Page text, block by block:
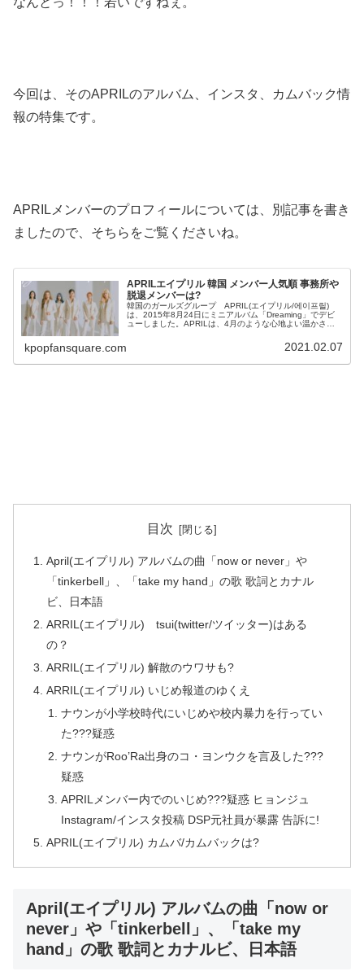
今回は、そのAPRILのアルバム、インスタ、カムバック情
報の特集です。
APRILメンバーのプロフィールについては、別記事を書き
ましたので、そちらをご覧くださいね。
APRILエイプリル 韓国 メンバー人気順 事務所や
脱退メンバーは?
韓国のガールズグループ APRIL(エイプリル/에이프릴)
は、2015年8月24日にミニアルバム「Dreaming」でデビ
ューしました。APRILは、4月のような心地よい温かさを
kpopfansquare.com 2021.02.07
目次
April(エイプリル) アルバムの曲「now or never」や
「tinkerbell」、「take my hand」の歌 歌詞とカナル
ビ、日本語
ARRIL(エイプリル) tsui(twitter/ツイッター)はある
の？
ARRIL(エイプリル) 解散のウワサも?
ARRIL(エイプリル) いじめ報道のゆくえ
ナウンが小学校時代にいじめや校内暴力を行ってい
た???疑惑
ナウンがRoo’Ra出身のコ・ヨンウクを言及した???
疑惑
APRILメンバー内でのいじめ???疑惑 ヒョンジュ
Instagram/インスタ投稿 DSP元社員が暴露 告訴に!
APRIL(エイプリル) カムバ/カムバックは?
April(エイプリル) アルバムの曲「now or
never」や「tinkerbell」、「take my
hand」の歌 歌詞とカナルビ、日本語